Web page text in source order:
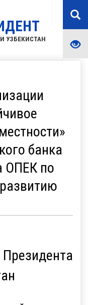
УЗБЕКИСТАН
банка
ОПЕК по